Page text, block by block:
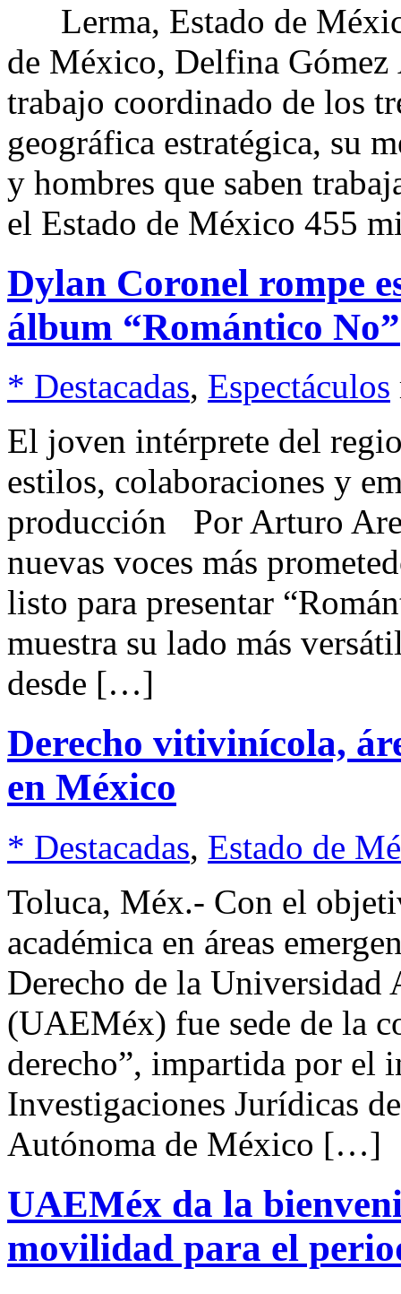
Lerma, Estado de
de México, Delfina Gómez
trabajo coordinado de los
geográfica estratégica, su
y hombres que saben
el Estado de México 455
Dylan Coronel rompe
álbum “Romántico No”
* Destacadas, Espectáculos
El joven intérprete del
estilos, colaboraciones y
producción Por Arturo
nuevas voces más
listo para presentar
muestra su lado más
desde […]
Derecho vitivinícola,
en México
* Destacadas, Estado de
Toluca, Méx.- Con el
académica en áreas
Derecho de la Universidad
(UAEMéx) fue sede de la
derecho”, impartida por el
Investigaciones Jurídicas
Autónoma de México […]
UAEMéx da la
movilidad para el